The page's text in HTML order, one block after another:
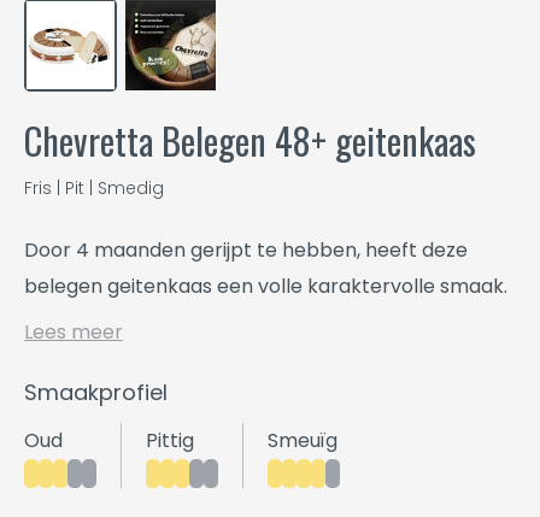
Chevretta Belegen 48+ geitenkaas
Fris | Pit | Smedig
Door 4 maanden gerijpt te hebben, heeft deze
belegen geitenkaas een volle karaktervolle smaak.
Lees meer
Smaakprofiel
Oud Pittig Smeuïg